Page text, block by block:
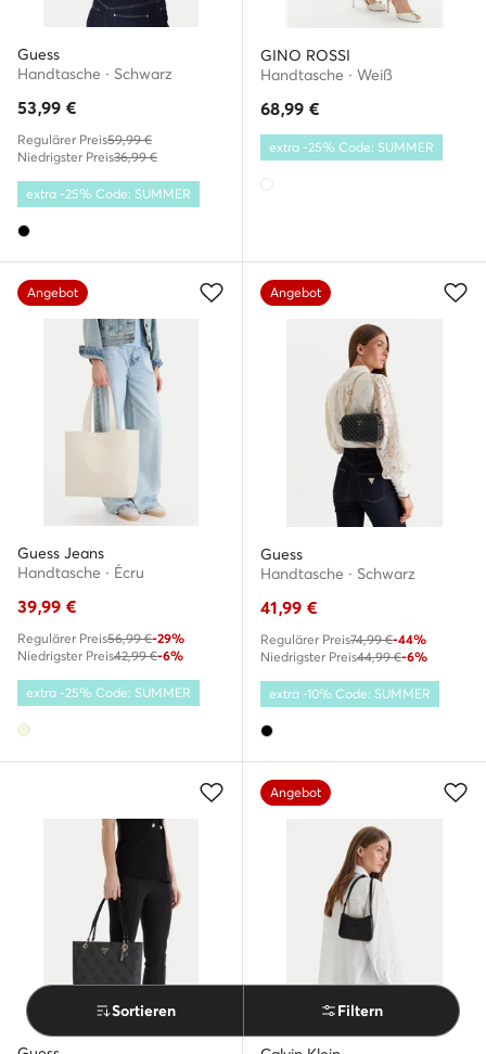
Sortieren Filtern
Guess
Handtasche · Schwarz
53,99 €
Regulärer Preis59,99 €
Niedrigster Preis36,99 €
extra -25% Code: SUMMER
GINO ROSSI
Handtasche · Weiß
68,99 €
extra -25% Code: SUMMER
Angebot
Guess Jeans
Handtasche · Écru
39,99 €
Regulärer Preis56,99 €-29%
Niedrigster Preis42,99 €-6%
extra -25% Code: SUMMER
Angebot
Guess
Handtasche · Schwarz
41,99 €
Regulärer Preis74,99 €-44%
Niedrigster Preis44,99 €-6%
extra -10% Code: SUMMER
Angebot